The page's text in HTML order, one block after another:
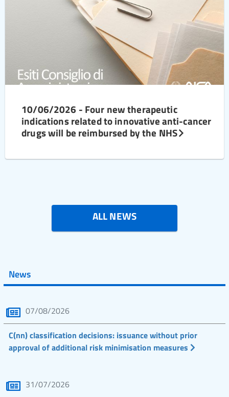
10/06/2026 - Four new therapeutic
indications related to innovative anti-cancer
drugs will be reimbursed by the NHS
ALL NEWS
News
07/08/2026
C(nn) classification decisions: issuance without prior
approval of additional risk minimisation measures
31/07/2026